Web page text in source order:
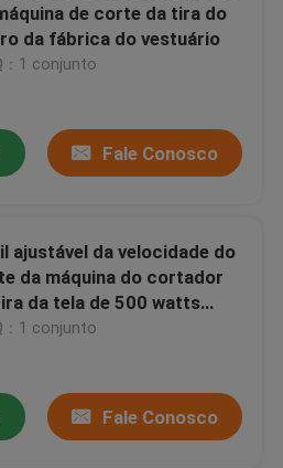
de corte da tira do
da fábrica do vestuário
：1 conjunto
Fale Conosco
ajustável da velocidade do
da máquina do cortador
da tela de 500 watts
：1 conjunto
Fale Conosco